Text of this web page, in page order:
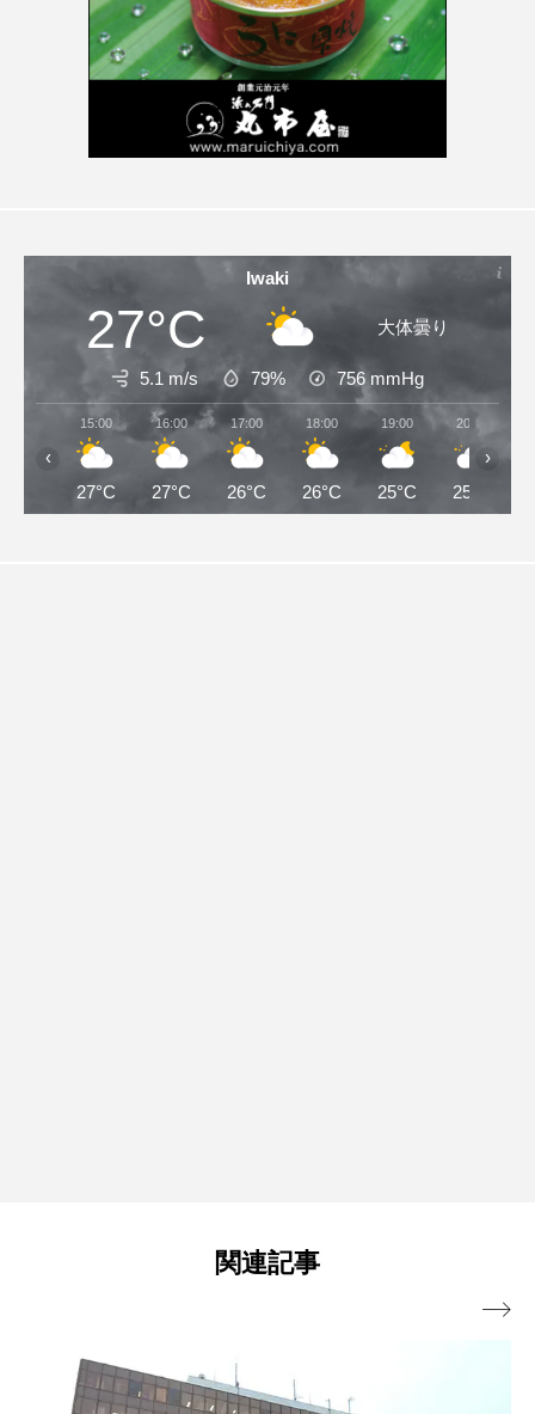
Iwaki
27°C 大体曇り
5.1 m/s 79% 756 mmHg
15:00
27°C
16:00
27°C
17:00
26°C
18:00
26°C
19:00
25°C
20:00
25°C
‹ ›
関連記事
